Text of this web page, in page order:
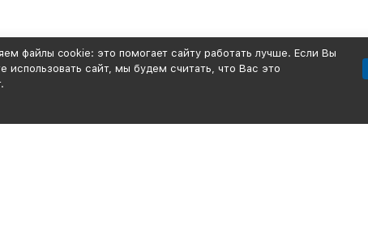
файлы cookie: это помогает сайту работать лучше. Если Вы
использовать сайт, мы будем считать, что Вас это